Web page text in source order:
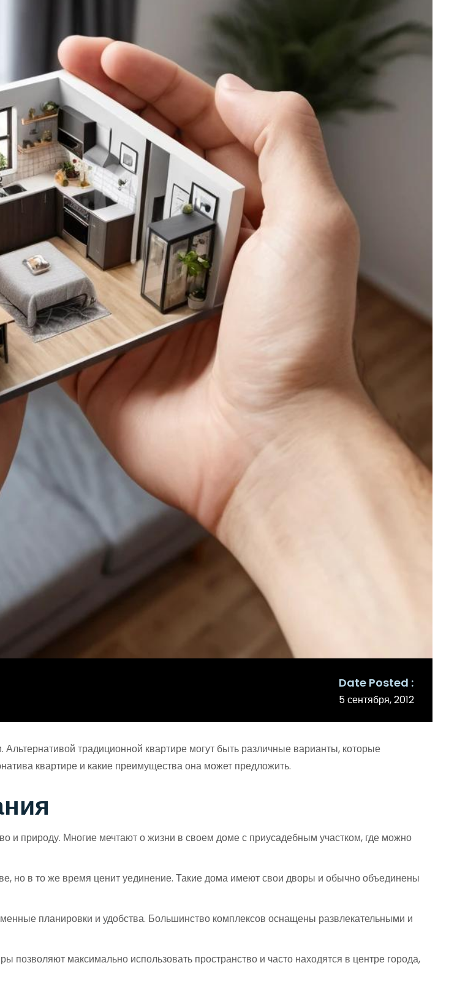
Date Posted
5 сентября, 2012
традиционной квартире могут быть различные варианты, которые
квартире и какие преимущества она может предложить.
и природу. Многие мечтают о жизни в своем доме с приусадебным участком, где можно
но в то же время ценит уединение. Такие дома имеют свои дворы и обычно объединены
планировки и удобства. Большинство комплексов оснащены развлекательными и
позволяют максимально использовать пространство и часто находятся в центре города,